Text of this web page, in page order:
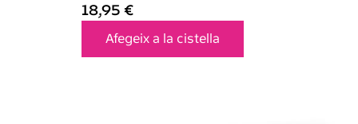
18,95 €
Afegeix a la cistella